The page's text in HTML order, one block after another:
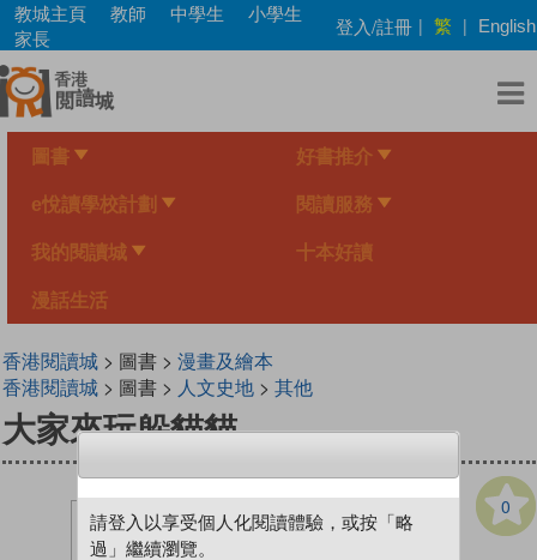
Skip
main
content
教城主頁 教師 中學生
小學生
家長
登入/註冊 | 繁 | English
圖書 好書推介
e悅讀學校計劃 閱讀服務
我的閱讀城 十本好讀
漫話生活
香港閱讀城> 圖書 > 漫畫及繪本
香港閱讀城> 圖書 > 人文史地> 其他
大家來玩躲貓貓
0
請登入以享受個人化閱讀體驗，或按「略
過」繼續瀏覽。